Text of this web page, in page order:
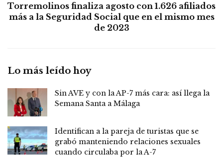
Torremolinos finaliza agosto con 1.626 afiliados
más a la Seguridad Social que en el mismo mes
de 2023
Lo más leído hoy
Sin AVE y con la AP-7 más cara: así llega la
Semana Santa a Málaga
Identifican a la pareja de turistas que se
grabó manteniendo relaciones sexuales
cuando circulaba por la A-7